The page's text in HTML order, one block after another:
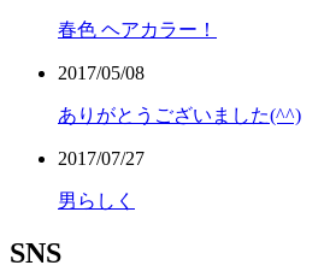
春色 ヘアカラー！
2017/05/08
ありがとうございました(^^)
2017/07/27
男らしく
SNS